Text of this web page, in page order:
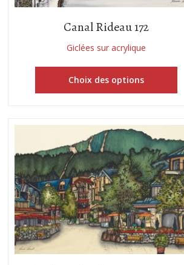
Canal Rideau 172
Giclées sur acrylique
Choix des options